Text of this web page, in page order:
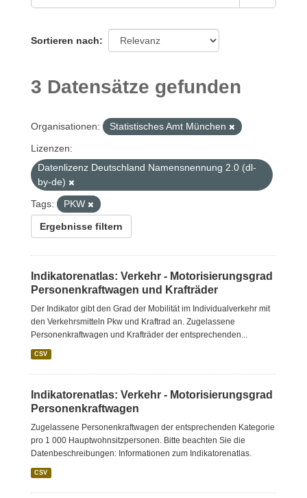
Sortieren nach
3 Datensätze gefunden
Organisationen:
Statistisches Amt München
Lizenzen:
Datenlizenz Deutschland Namensnennung 2.0 (dl-
by-de)
Tags:
PKW
Ergebnisse filtern
Indikatorenatlas: Verkehr - Motorisierungsgrad
Personenkraftwagen und Krafträder
Der Indikator gibt den Grad der Mobilität im Individualverkehr mit
den Verkehrsmitteln Pkw und Kraftrad an. Zugelassene
Personenkraftwagen und Krafträder der entsprechenden...
CSV
Indikatorenatlas: Verkehr - Motorisierungsgrad
Personenkraftwagen
Zugelassene Personenkraftwagen der entsprechenden Kategorie
pro 1 000 Hauptwohnsitzpersonen. Bitte beachten Sie die
Datenbeschreibungen: Informationen zum Indikatorenatlas.
CSV